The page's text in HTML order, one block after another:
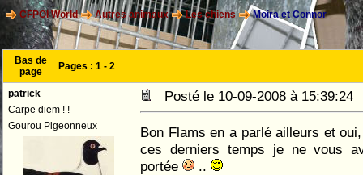
CFPOI World Autres animaux Les chiens Moira et Connor
Bas de
page
Pages : 1 - 2
patrick
Carpe diem ! !
Gourou Pigeonneux
Posté le 10-09-2008 à
Bon Flams en a parlé ailleurs et
ces derniers temps je ne vous
portée
..